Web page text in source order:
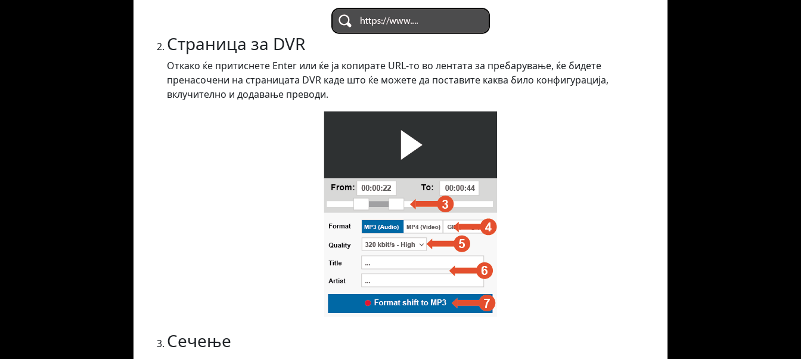
Страница за DVR
Откако ќе притиснете Enter или ќе ја копирате URL-то во лентата за пребарување, ќе бидете
пренасочени на страницата DVR каде што ќе можете да поставите каква било конфигурација,
вклучително и додавање преводи.
Сечење